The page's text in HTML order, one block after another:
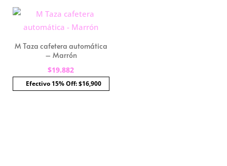
M Taza cafetera automática
– Marrón
$19.882
Efectivo 15% Off: $16,900